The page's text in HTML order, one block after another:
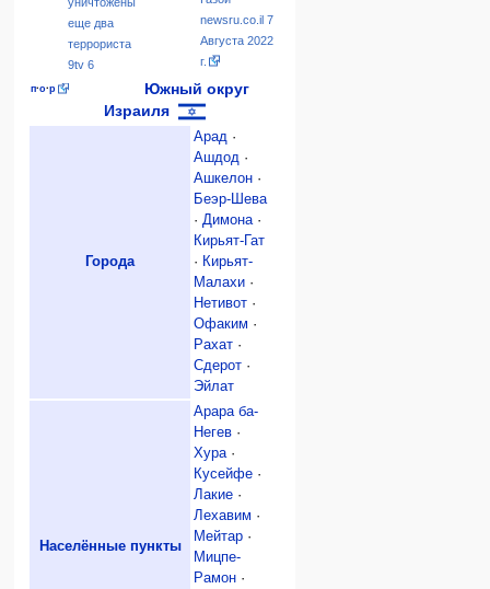
еще два
террориста
9tv 6
newsru.co.il 7
Августа 2022
г.
п·о·р
Южный округ
Израиля
Города
Арад ·
Ашдод ·
Ашкелон ·
Беэр-Шева
·Димона·
Кирьят-Гат
· Кирьят-
Малахи ·
Нетивот ·
Офаким ·
Рахат ·
Сдерот ·
Эйлат
Населённые пункты
Арара ба-
Негев ·
Хура·
Кусейфе ·
Лакие ·
Лехавим ·
Мейтар ·
Мицпе-
Рамон ·